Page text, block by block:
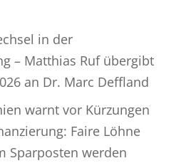
in der
– Matthias Ruf übergibt
an Dr. Marc Deffland
warnt vor Kürzungen
Faire Löhne
Sparposten werden